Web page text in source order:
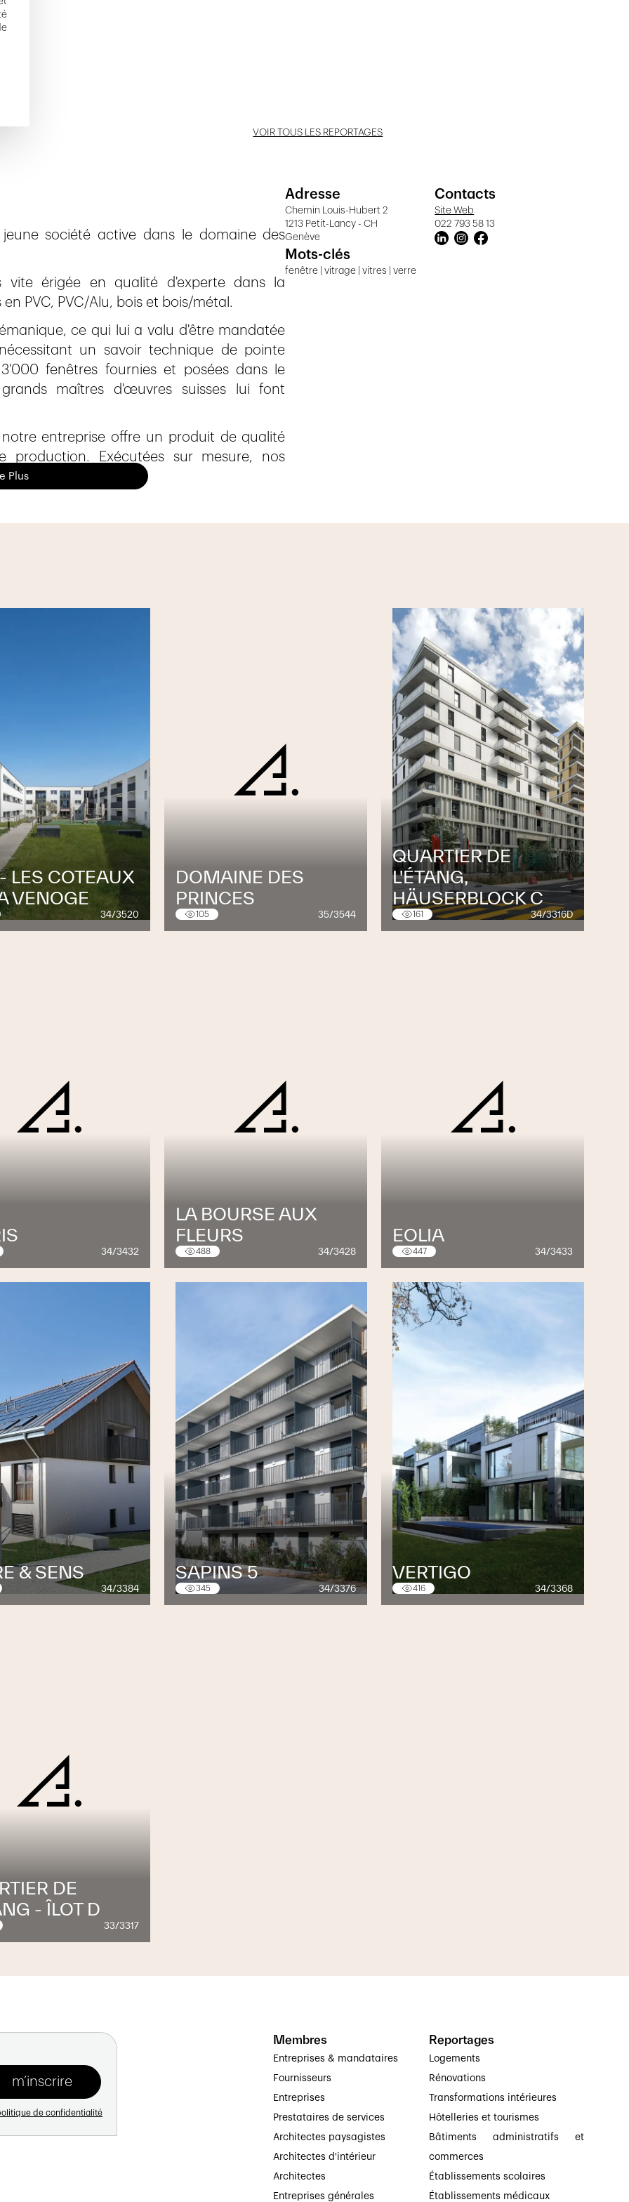
VOIR TOUS LES REPORTAGES
jeune société active dans le domaine des
vite érigée en qualité d'experte dans la
PVC, PVC/Alu, bois et bois/métal.
ce qui lui a valu d'être mandatée
un savoir technique de pointe
fenêtres fournies et posées dans le
maîtres d'œuvres suisses lui font
entreprise offre un produit de qualité
Exécutées sur mesure, nos
allemand (KBE), gage de qualité et de
individualisées et nos clients ont une
intérieur !
conformes aux exigences des normes
Plus
Adresse
Chemin Louis-Hubert 2
1213 Petit-Lancy - CH
Genève
Contacts
Site Web
022 793 58 13
Mots-clés
fenêtre | vitrage | vitres | verre
LES COTEAUX
VENOGE
34/3520
DOMAINE DES
PRINCES
105 35/3544
QUARTIER DE
L'ÉTANG,
HÄUSERBLOCK C
161 34/3316D
34/3432
LA BOURSE AUX
FLEURS
488 34/3428
EOLIA
447 34/3433
& SENS
34/3384
SAPINS 5
345 34/3376
VERTIGO
416 34/3368
DE
- ÎLOT D
33/3317
de confidentialité
Membres
Entreprises & mandataires
Fournisseurs
Entreprises
Prestataires de services
Architectes paysagistes
Architectes d'intérieur
Architectes
Entreprises générales
Reportages
Logements
Rénovations
Transformations intérieures
Hôtelleries et tourismes
Bâtiments administratifs et
commerces
Établissements scolaires
Établissements médicaux